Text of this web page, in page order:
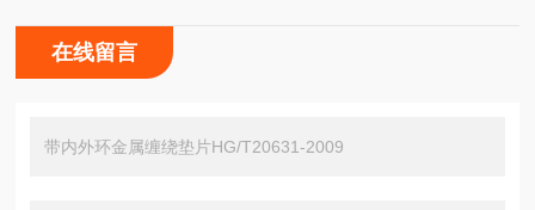
在线留言